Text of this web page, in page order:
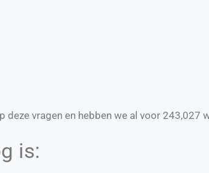
deze vragen en hebben we al voor 243,027
is: